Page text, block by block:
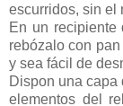
escurridos, sin el
En un
rebózalo con
y sea fácil de
Dispon una capa
elementos del